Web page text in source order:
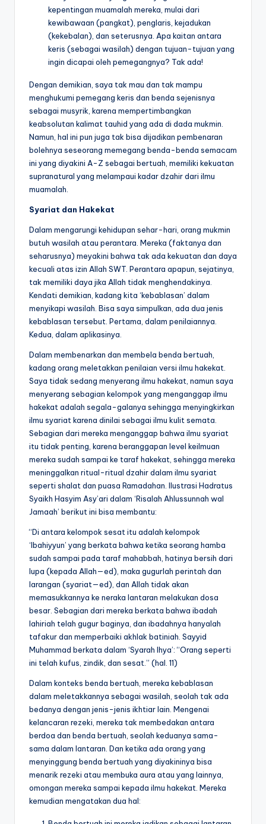
kepentingan muamalah mereka, mulai dari
kewibawaan (pangkat), penglaris, kejadukan
(kekebalan), dan seterusnya. Apa kaitan antara
keris (sebagai wasilah) dengan tujuan-tujuan yang
ingin dicapai oleh pemegangnya? Tak ada!
Dengan demikian, saya tak mau dan tak mampu
menghukumi pemegang keris dan benda sejenisnya
sebagai musyrik, karena mempertimbangkan
keabsolutan kalimat tauhid yang ada di dada mukmin.
Namun, hal ini pun juga tak bisa dijadikan pembenaran
bolehnya seseorang memegang benda-benda semacam
ini yang diyakini A-Z sebagai bertuah, memiliki kekuatan
supranatural yang melampaui kadar dzahir dari ilmu
muamalah.
Syariat dan Hakekat
Dalam mengarungi kehidupan sehar-hari, orang mukmin
butuh wasilah atau perantara. Mereka (faktanya dan
seharusnya) meyakini bahwa tak ada kekuatan dan daya
kecuali atas izin Allah SWT. Perantara apapun, sejatinya,
tak memiliki daya jika Allah tidak menghendakinya.
Kendati demikian, kadang kita ‘kebablasan’ dalam
menyikapi wasilah. Bisa saya simpulkan, ada dua jenis
kebablasan tersebut. Pertama, dalam penilaiannya.
Kedua, dalam aplikasinya.
Dalam membenarkan dan membela benda bertuah,
kadang orang meletakkan penilaian versi ilmu hakekat.
Saya tidak sedang menyerang ilmu hakekat, namun saya
menyerang sebagian kelompok yang menganggap ilmu
hakekat adalah segala-galanya sehingga menyingkirkan
ilmu syariat karena dinilai sebagai ilmu kulit semata.
Sebagian dari mereka menganggap bahwa ilmu syariat
itu tidak penting, karena beranggapan level keilmuan
mereka sudah sampai ke taraf hakekat, sehingga mereka
meninggalkan ritual-ritual dzahir dalam ilmu syariat
seperti shalat dan puasa Ramadahan. Ilustrasi Hadratus
Syaikh Hasyim Asy’ari dalam ‘Risalah Ahlussunnah wal
Jamaah’ berikut ini bisa membantu:
“Di antara kelompok sesat itu adalah kelompok
‘Ibahiyyun’ yang berkata bahwa ketika seorang hamba
sudah sampai pada taraf mahabbah, hatinya bersih dari
lupa (kepada Allah—ed), maka gugurlah perintah dan
larangan (syariat—ed), dan Allah tidak akan
memasukkannya ke neraka lantaran melakukan dosa
besar. Sebagian dari mereka berkata bahwa ibadah
lahiriah telah gugur baginya, dan ibadahnya hanyalah
tafakur dan memperbaiki akhlak batiniah. Sayyid
Muhammad berkata dalam ‘Syarah Ihya’: “Orang seperti
ini telah kufus, zindik, dan sesat.” (hal. 11)
Dalam konteks benda bertuah, mereka kebablasan
dalam meletakkannya sebagai wasilah, seolah tak ada
bedanya dengan jenis-jenis ikhtiar lain. Mengenai
kelancaran rezeki, mereka tak membedakan antara
berdoa dan benda bertuah, seolah keduanya sama-
sama dalam lantaran. Dan ketika ada orang yang
menyinggung benda bertuah yang diyakininya bisa
menarik rezeki atau membuka aura atau yang lainnya,
omongan mereka sampai kepada ilmu hakekat. Mereka
kemudian mengatakan dua hal: